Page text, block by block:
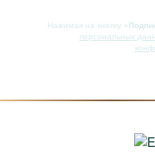
Нажимая на кнопку
персональных